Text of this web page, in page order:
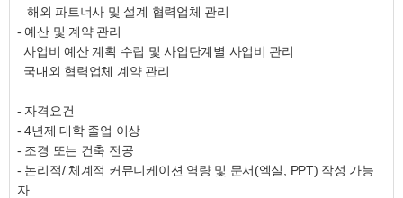
해외 파트너사 및 설계 협력업체 관리
- 예산 및 계약 관리
사업비 예산 계획 수립 및 사업단계별 사업비 관리
국내외 협력업체 계약 관리
- 자격요건
- 4년제 대학 졸업 이상
- 조경 또는 건축 전공
- 논리적/ 체계적 커뮤니케이션 역량 및 문서(엑실, PPT) 작성 가능
자